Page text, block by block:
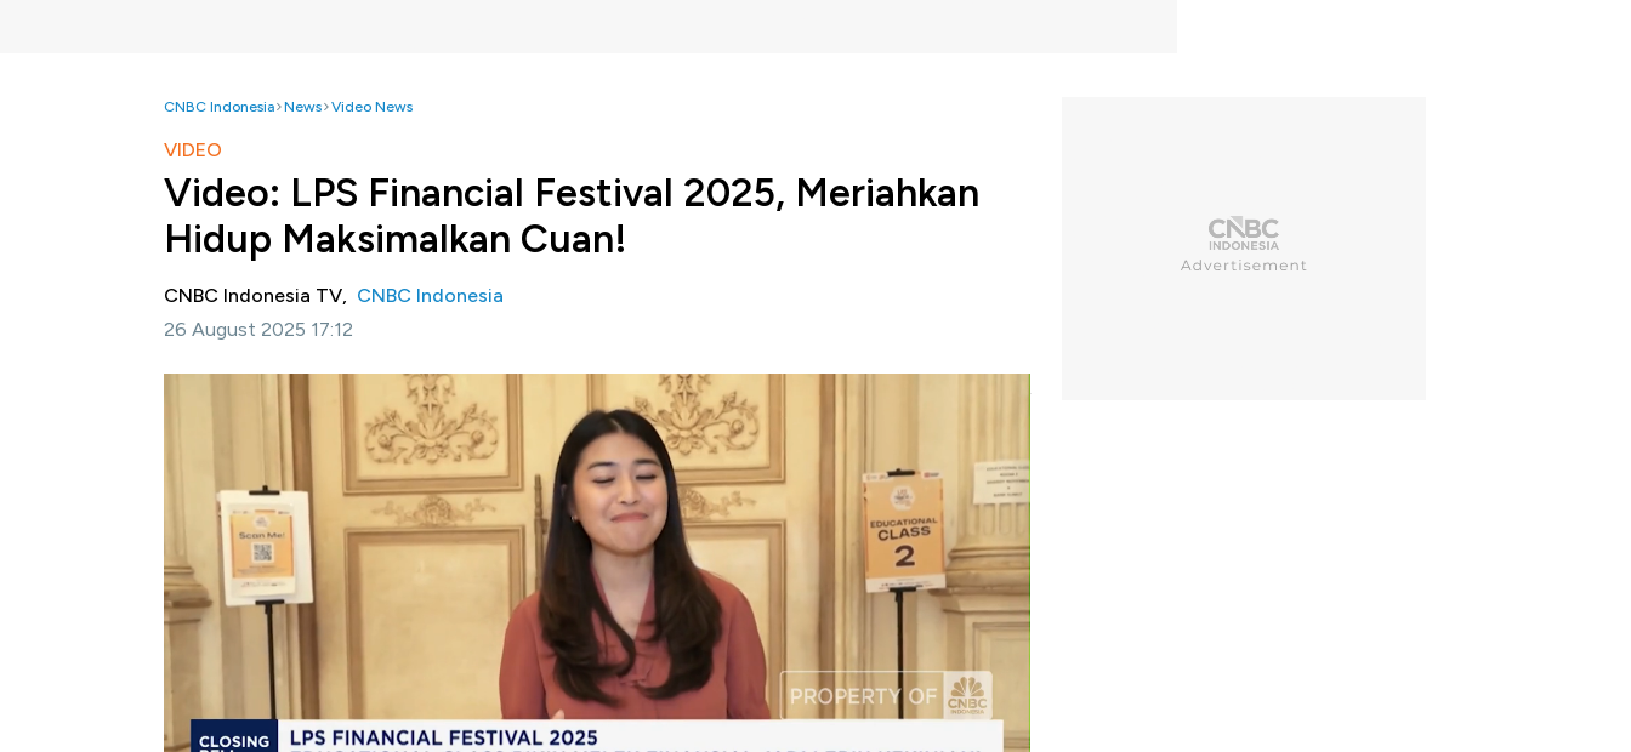
CNBC Indonesia News Video News
VIDEO
Video: LPS Financial Festival 2025, Meriahkan
Hidup Maksimalkan Cuan!
CNBC Indonesia TV, CNBC Indonesia
26 August 2025 17:12
Jakarta, CNBC Indonesia -Ribuan anak muda, komunitas bisnis hingga pegiat keuangan membludak
di LPS Financial Festival 2025. Bukan cuma pesta hiburan, LPS Financial Festival 2025 juga hadir
dengan sentuhan edukasi yang bikin acara ini makin beda.
Lewat berbagai Educational Class yang dikemas interaktif dan fun, festival ini jadi ruang belajar seru
tentang cara cerdas kelola keuangan hingga tips meraih cuan di era digital. Dari anak muda sampai
pelaku usaha, semua bisa dapet bekal finansial yang relevan dan praktis.
Lalu seperti apa serunya kelas-kelas edukasi di festival kali ini? Simak informasi selengkapnya dalam
program Closing Bell CNBC Indonesia, Selasa (26/08/2025).